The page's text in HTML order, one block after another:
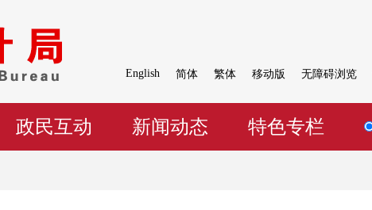
English 简体 繁体 移动版 无障碍浏览
政民互动 新闻动态 特色专栏